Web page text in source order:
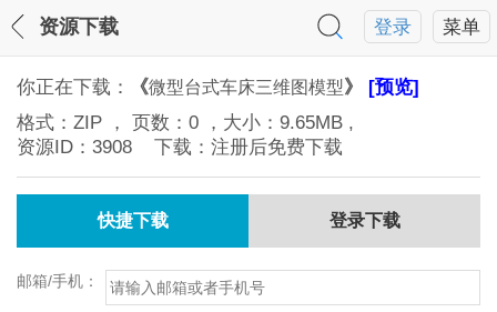
菜单
登录
资源下载
你正在下载： 《微型台式车床三维图模型》 [预览]
格式： ZIP ， 页数： 0 ，大小： 9.65MB ,
资源ID： 3908 下载：注册后免费下载
快捷下载 登录下载
邮箱/手机：